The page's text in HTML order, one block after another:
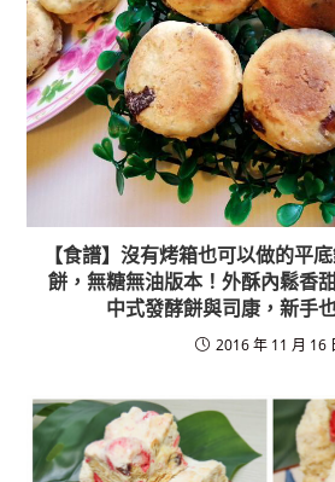
【食譜】沒有烤箱也可以做的平
餅，無糖無油版本！外酥內鬆香
中式發酵餅與司康，新手
2016 年 11 月 16